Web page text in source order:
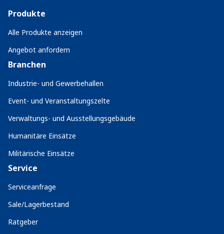
Produkte
Alle Produkte anzeigen
Angebot anfordern
Branchen
Industrie- und Gewerbehallen
Event- und Veranstaltungszelte
Verwaltungs- und Ausstellungsgebäude
Humanitäre Einsätze
Militärische Einsätze
Service
Serviceanfrage
Sale/Lagerbestand
Ratgeber